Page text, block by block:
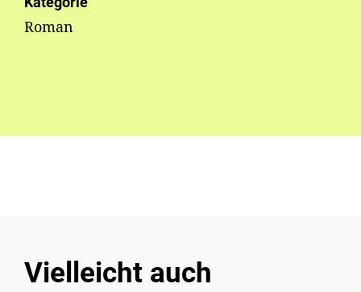
Roman
Vielleicht auch